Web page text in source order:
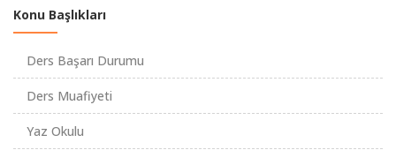
Konu Başlıkları
Ders Başarı Durumu
Ders Muafiyeti
Yaz Okulu